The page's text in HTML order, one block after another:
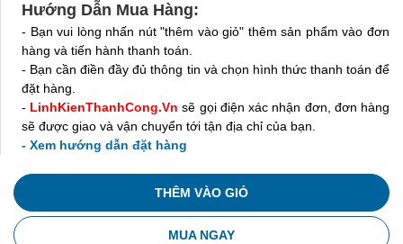
Hướng Dẫn Mua Hàng:
- Bạn vui lòng nhấn nút "thêm vào giỏ" thêm sản phẩm vào đơn
hàng và tiến hành thanh toán.
- Bạn cần điền đầy đủ thông tin và chọn hình thức thanh toán để
đặt hàng.
- LinhKienThanhCong.Vn sẽ gọi điện xác nhận đơn, đơn hàng
sẽ được giao và vận chuyển tới tận địa chỉ của bạn.
- Xem hướng dẫn đặt hàng
THÊM VÀO GIỎ
MUA NGAY